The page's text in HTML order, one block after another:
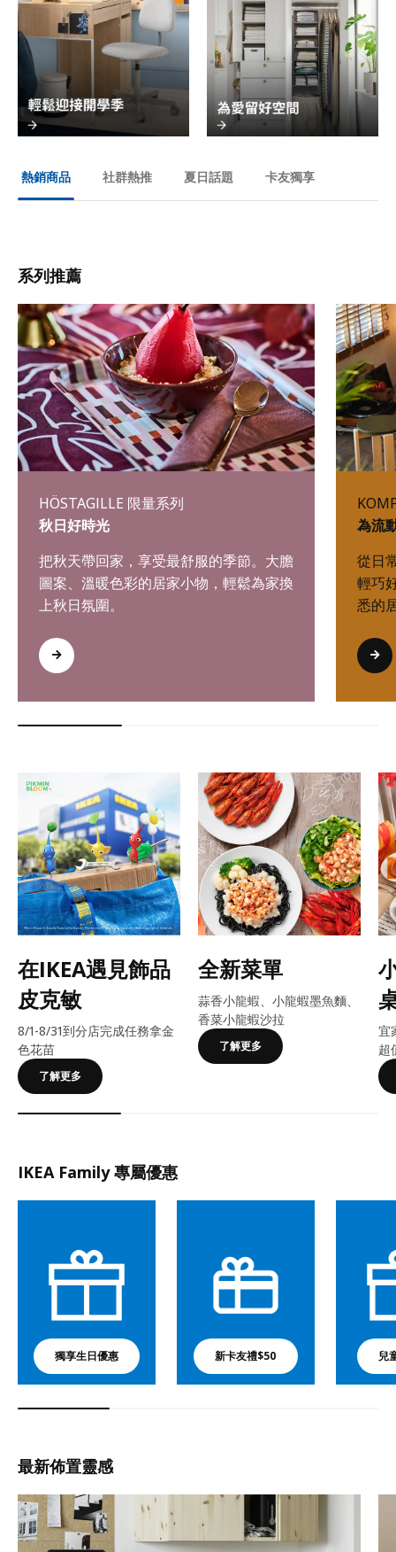
熱銷商品 社群熱推 夏日話題 卡友獨享
系列推薦
HÖSTAGILLE 限量系列
秋日好時光
把秋天帶回家，享受最舒服的季節。大膽
圖案、溫暖色彩的居家小物，輕鬆為家換
上秋日氛圍。
為流
從日
輕巧
悉的
在IKEA遇見飾品
皮克敏
8/1-8/31到分店完成任務拿金
色花苗
了解更多
全新菜單
蒜香小龍蝦、小龍蝦墨魚麵、
香菜小龍蝦沙拉
了解更多
宜
超
IKEA Family 專屬優惠
獨享生日優惠 新卡友禮$50 兒
最新佈置靈感